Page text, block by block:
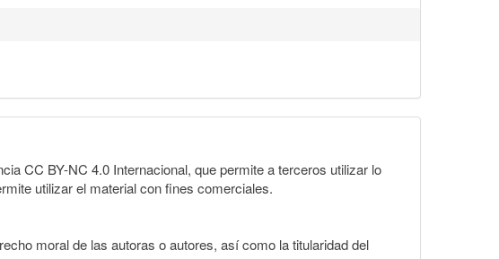
CC BY-NC 4.0 Internacional, que permite a terceros utilizar lo
utilizar el material con fines comerciales.
moral de las autoras o autores, así como la titularidad del